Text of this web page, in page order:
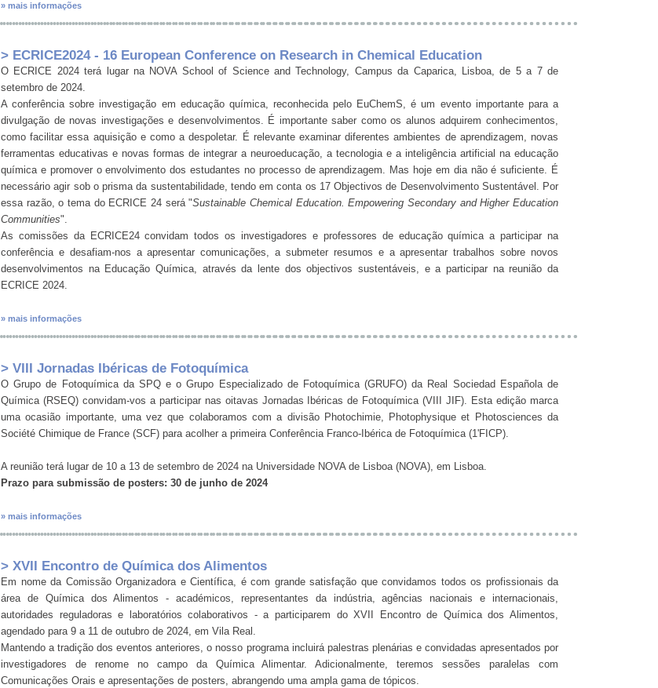
» mais informações
> ECRICE2024 - 16 European Conference on Research in Chemical Education
O ECRICE 2024 terá lugar na NOVA School of Science and Technology, Campus da Caparica, Lisboa, de 5 a 7 de
setembro de 2024.
A conferência sobre investigação em educação química, reconhecida pelo EuChemS, é um evento importante para a
divulgação de novas investigações e desenvolvimentos. É importante saber como os alunos adquirem conhecimentos,
como facilitar essa aquisição e como a despoletar. É relevante examinar diferentes ambientes de aprendizagem, novas
ferramentas educativas e novas formas de integrar a neuroeducação, a tecnologia e a inteligência artificial na educação
química e promover o envolvimento dos estudantes no processo de aprendizagem. Mas hoje em dia não é suficiente. É
necessário agir sob o prisma da sustentabilidade, tendo em conta os 17 Objectivos de Desenvolvimento Sustentável. Por
essa razão, o tema do ECRICE 24 será "Sustainable Chemical Education. Empowering Secondary and Higher Education
Communities".
As comissões da ECRICE24 convidam todos os investigadores e professores de educação química a participar na
conferência e desafiam-nos a apresentar comunicações, a submeter resumos e a apresentar trabalhos sobre novos
desenvolvimentos na Educação Química, através da lente dos objectivos sustentáveis, e a participar na reunião da
ECRICE 2024.
» mais informações
> VIII Jornadas Ibéricas de Fotoquímica
O Grupo de Fotoquímica da SPQ e o Grupo Especializado de Fotoquímica (GRUFO) da Real Sociedad Española de
Química (RSEQ) convidam-vos a participar nas oitavas Jornadas Ibéricas de Fotoquímica (VIII JIF). Esta edição marca
uma ocasião importante, uma vez que colaboramos com a divisão Photochimie, Photophysique et Photosciences da
Société Chimique de France (SCF) para acolher a primeira Conferência Franco-Ibérica de Fotoquímica (1'FICP).
A reunião terá lugar de 10 a 13 de setembro de 2024 na Universidade NOVA de Lisboa (NOVA), em Lisboa.
Prazo para submissão de posters: 30 de junho de 2024
» mais informações
> XVII Encontro de Química dos Alimentos
Em nome da Comissão Organizadora e Científica, é com grande satisfação que convidamos todos os profissionais da
área de Química dos Alimentos - académicos, representantes da indústria, agências nacionais e internacionais,
autoridades reguladoras e laboratórios colaborativos - a participarem do XVII Encontro de Química dos Alimentos,
agendado para 9 a 11 de outubro de 2024, em Vila Real.
Mantendo a tradição dos eventos anteriores, o nosso programa incluirá palestras plenárias e convidadas apresentados por
investigadores de renome no campo da Química Alimentar. Adicionalmente, teremos sessões paralelas com
Comunicações Orais e apresentações de posters, abrangendo uma ampla gama de tópicos.